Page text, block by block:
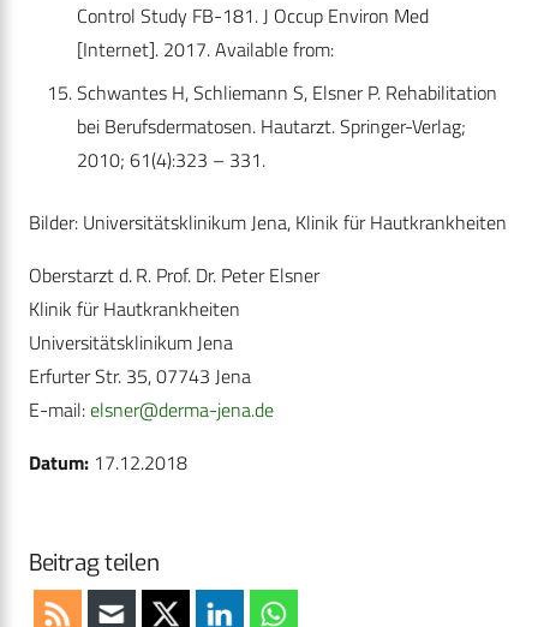
Control Study FB-181. J Occup Environ Med
[Internet]. 2017. Available from:
Schwantes H, Schliemann S, Elsner P. Rehabilitation
bei Berufsdermatosen. Hautarzt. Springer-Verlag;
2010; 61(4):323 – 331.
Bilder: Universitätsklinikum Jena, Klinik für Hautkrankheiten
Oberstarzt d. R. Prof. Dr. Peter Elsner
Klinik für Hautkrankheiten
Universitätsklinikum Jena
Erfurter Str. 35, 07743 Jena
E-mail:elsner@derma-jena.de
Datum: 17.12.2018
Beitrag teilen